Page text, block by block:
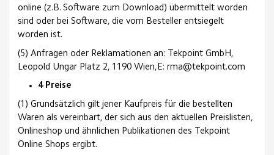
online (z.B. Software zum Download) übermittelt worden
sind oder bei Software, die vom Besteller entsiegelt
worden ist.
(5) Anfragen oder Reklamationen an: Tekpoint GmbH,
Leopold Ungar Platz 2, 1190 Wien,E: rma@tekpoint.com
4 Preise
(1) Grundsätzlich gilt jener Kaufpreis für die bestellten
Waren als vereinbart, der sich aus den aktuellen Preislisten,
Onlineshop und ähnlichen Publikationen des Tekpoint
Online Shops ergibt.